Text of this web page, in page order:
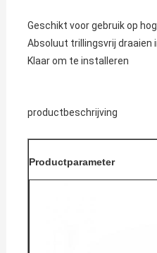
Geschikt voor gebruik op
Absoluut trillingsvrij draaien
Klaar om te installeren
productbeschrijving
Productparameter